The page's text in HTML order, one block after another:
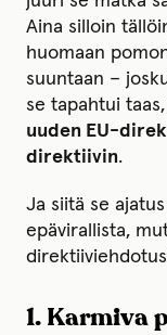
Aina silloin
huomaan
suuntaan –
se tapahtui
uuden EU-
direktiivin.
Ja siitä se
epävirallista,
1. Karmiva